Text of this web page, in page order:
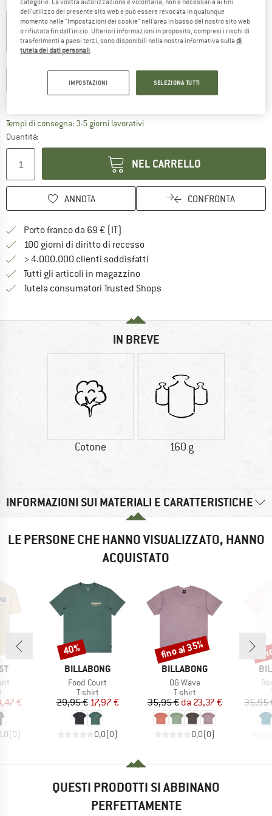
Colore:Black
30% 30% 35%
M XL XXL
Tempi di consegna: 3-5 giorni lavorativiIl link si apre in una casella
Quantità:
NEL CARRELLO
ANNOTA CONFRONTA
Porto franco da 69 € (IT)
100 giorni di diritto di recessoVai alla politica di recesso qui
> 4.000.000 clienti soddisfatti
Tutti gli articoli in magazzino
Tutela consumatori Trusted Shops
IN BREVE
Cotone 160 g
INFORMAZIONI SUI MATERIALI E CARATTERISTICHE
LE PERSONE CHE HANNO VISUALIZZATO, HANNO
ACQUISTATO
di prodotti
ridotto
€
(0)
MARCHIO
BILLABONG
Articolo
Food Court
Gruppo di prodotti
T-shirt
Prezzo
29,95 €Prezzo ridotto
17,97 €
0,0(0)
Sconto
40%
MARCHIO
BILLABONG
Articolo
OG Wave
Gruppo di prodotti
T-shirt
Prezzo
35,95 € Prezzo ridotto
da 23,37 €
0,0(0)
Sconto
fino al 35%
35,95
QUESTI PRODOTTI SI ABBINANO
PERFETTAMENTE
dell'utilizzo del presente sito web e può essere revocata in qualunque
momento nelle "Impostazioni dei cookie" nell'area in basso del nostro sito web
o rifiutata fin dall'inizio. Ulteriori informazioni in proposito, compresi i rischi di
trasferimenti a paesi terzi, sono disponibili nella nostra informativa sulladi
tutela dei dati personali
IMPOSTAZIONI SELEZIONA TUTTI